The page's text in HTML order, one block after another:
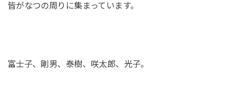
皆がなつの周りに集まっています。
富士子、剛男、泰樹、咲太郎、光子。